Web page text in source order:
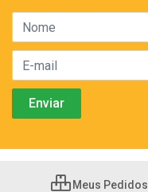
Meus Pedidos